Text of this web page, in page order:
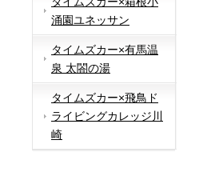
涌園ユネッサン
タイムズカー×有馬温
泉 太閤の湯
タイムズカー×飛鳥ド
ライビングカレッジ川
崎